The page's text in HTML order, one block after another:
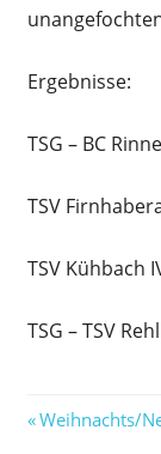
Ergebnisse:
TSG – BC
TSV
TSV Kühbach
TSG – TSV
Vorheriger
Weihnachts/